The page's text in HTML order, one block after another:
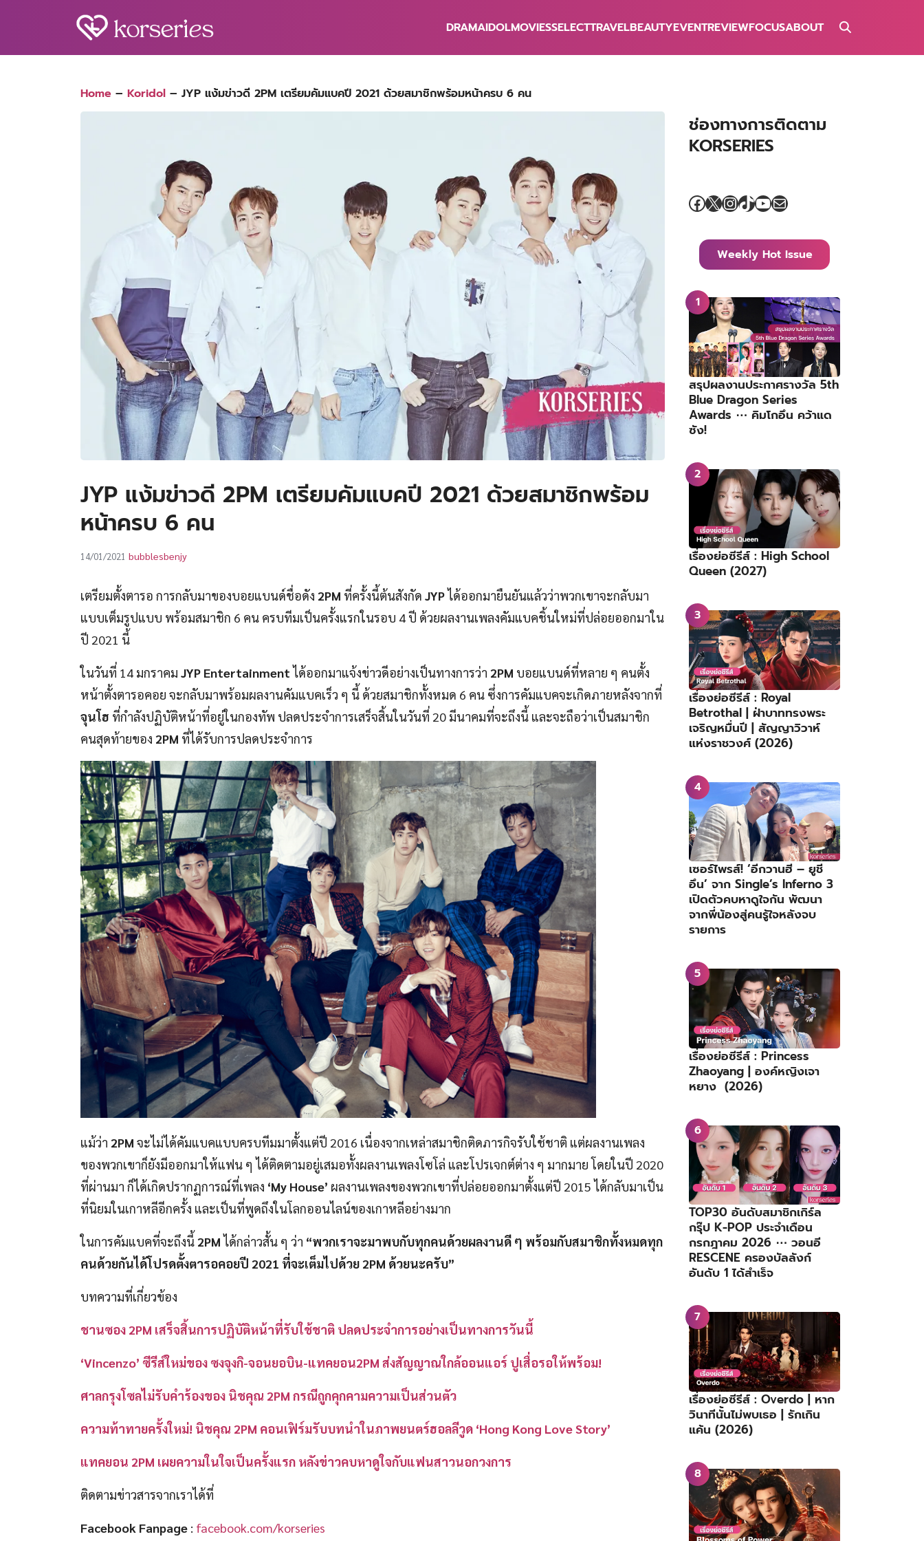
DRAMAIDOLMOVIESSELECTTRAVELBEAUTYEVENTREVIEWFOCUSABOUT
Home – Koridol – JYP แง้มข่าวดี 2PM เตรียมคัมแบคปี 2021 ด้วยสมาชิกพร้อมหน้าครบ 6 คน
JYP แง้มข่าวดี 2PM เตรียมคัมแบคปี 2021 ด้วยสมาชิกพร้อม
หน้าครบ 6 คน
14/01/2021 bubblesbenjy
เตรียมตั้งตารอ การกลับมาของบอยแบนด์ชื่อดัง 2PM ที่ครั้งนี้ต้นสังกัด JYPได้ออกมายืนยันแล้วว่าพวกเขาจะกลับมา
แบบเต็มรูปแบบ พร้อมสมาชิก 6 คน ครบทีมเป็นครั้งแรกในรอบ 4 ปี ด้วยผลงานเพลงคัมแบคชิ้นใหม่ที่ปล่อยออกมาใน
ปี 2021 นี้
ในวันที่ 14 มกราคม JYP Entertainment ได้ออกมาแจ้งข่าวดีอย่างเป็นทางการว่า 2PM บอยแบนด์ที่หลาย ๆ คนตั้ง
หน้าตั้งตารอคอย จะกลับมาพร้อมผลงานคัมแบคเร็ว ๆ นี้ ด้วยสมาชิกทั้งหมด 6 คน ซึ่งการคัมแบคจะเกิดภายหลังจากที่
จุนโฮ ที่กำลังปฏิบัติหน้าที่อยู่ในกองทัพ ปลดประจำการเสร็จสิ้นในวันที่ 20 มีนาคมที่จะถึงนี้ และจะถือว่าเป็นสมาชิก
คนสุดท้ายของ 2PM ที่ได้รับการปลดประจำการ
แม้ว่า 2PM จะไม่ได้คัมแบคแบบครบทีมมาตั้งแต่ปี 2016 เนื่องจากเหล่าสมาชิกติดภารกิจรับใช้ชาติ แต่ผลงานเพลง
ของพวกเขาก็ยังมีออกมาให้แฟน ๆ ได้ติดตามอยู่เสมอทั้งผลงานเพลงโซโล่ และโปรเจกต์ต่าง ๆ มากมาย โดยในปี 2020
ที่ผ่านมา ก็ได้เกิดปรากฏการณ์ที่เพลง ‘My House’ ผลงานเพลงของพวกเขาที่ปล่อยออกมาตั้งแต่ปี 2015 ได้กลับมาเป็น
ที่นิยมในเกาหลีอีกครั้ง และเป็นที่พูดถึงในโลกออนไลน์ของเกาหลีอย่างมาก
ในการคัมแบคที่จะถึงนี้ 2PM ได้กล่าวสั้น ๆ ว่า “พวกเราจะมาพบกับทุกคนด้วยผลงานดี ๆ พร้อมกับสมาชิกทั้งหมดทุก
คนด้วยกันได้โปรดตั้งตารอคอยปี 2021 ที่จะเต็มไปด้วย 2PM ด้วยนะครับ”
บทความที่เกี่ยวข้อง
ชานซอง 2PM เสร็จสิ้นการปฏิบัติหน้าที่รับใช้ชาติ ปลดประจำการอย่างเป็นทางการวันนี้
‘Vincenzo’ ซีรีส์ใหม่ของ ซงจุงกิ-จอนยอบิน-แทคยอน2PM ส่งสัญญาณใกล้ออนแอร์ ปูเสื่อรอให้พร้อม!
ศาลกรุงโซลไม่รับคำร้องของ นิชคุณ 2PM กรณีถูกคุกคามความเป็นส่วนตัว
ความท้าทายครั้งใหม่! นิชคุณ 2PM คอนเฟิร์มรับบทนำในภาพยนตร์ฮอลลีวูด ‘Hong Kong Love Story’
แทคยอน 2PM เผยความในใจเป็นครั้งแรก หลังข่าวคบหาดูใจกับแฟนสาวนอกวงการ
ติดตามข่าวสารจากเราได้ที่
Facebook Fanpage : facebook.com/korseries
ช่องทางการติดตาม
KORSERIES
Facebook
X Instagram
TikTok
YouTube
Mail
Weekly Hot Issue
สรุปผลงานประกาศรางวัล 5th
Blue Dragon Series
Awards ⋯ คิมโกอึน คว้าแด
ซัง!
เรื่องย่อซีรีส์ : High School
Queen (2027)
เรื่องย่อซีรีส์ : Royal
Betrothal | ฝ่าบาททรงพระ
เจริญหมื่นปี | สัญญาวิวาห์
แห่งราชวงศ์ (2026)
เซอร์ไพรส์! ‘อีกวานฮี – ยูชี
อึน’ จาก Single’s Inferno 3
เปิดตัวคบหาดูใจกัน พัฒนา
จากพี่น้องสู่คนรู้ใจหลังจบ
รายการ
เรื่องย่อซีรีส์ : Princess
Zhaoyang | องค์หญิงเจา
หยาง (2026)
TOP30 อันดับสมาชิกเกิร์ล
กรุ๊ป K-POP ประจำเดือน
กรกฎาคม 2026 ⋯ วอนอี
RESCENE ครองบัลลังก์
อันดับ 1 ได้สำเร็จ
เรื่องย่อซีรีส์ : Overdo | หาก
วินาทีนั้นไม่พบเธอ | รักเกิน
แค้น (2026)